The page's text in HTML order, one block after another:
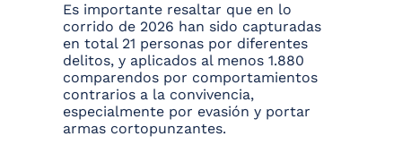
Es importante resaltar que en lo
corrido de 2026 han sido capturadas
en total 21 personas por diferentes
delitos, y aplicados al menos 1.880
comparendos por comportamientos
contrarios a la convivencia,
especialmente por evasión y portar
armas cortopunzantes.